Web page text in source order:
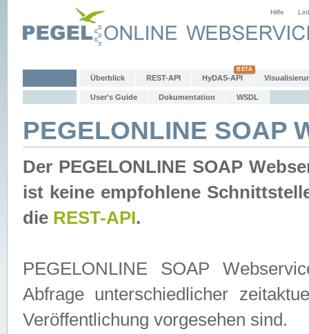
Hilfe
Überblick REST-API HyDAS-API
User's Guide Dokumentation WSDL
PEGELONLINE SOAP
Der PEGELONLINE SOAP
ist keine empfohlene
die REST-API.
PEGELONLINE SOAP
Abfrage unterschiedlicher
Veröffentlichung vorgesehen sind.